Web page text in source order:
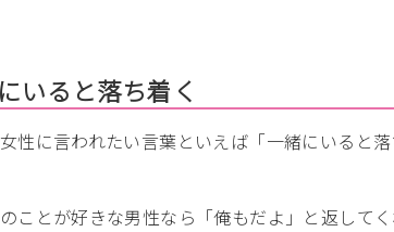
いると落ち着く
性に言われたい言葉といえば「一緒にいると
ことが好きな男性なら「俺もだよ」と返して